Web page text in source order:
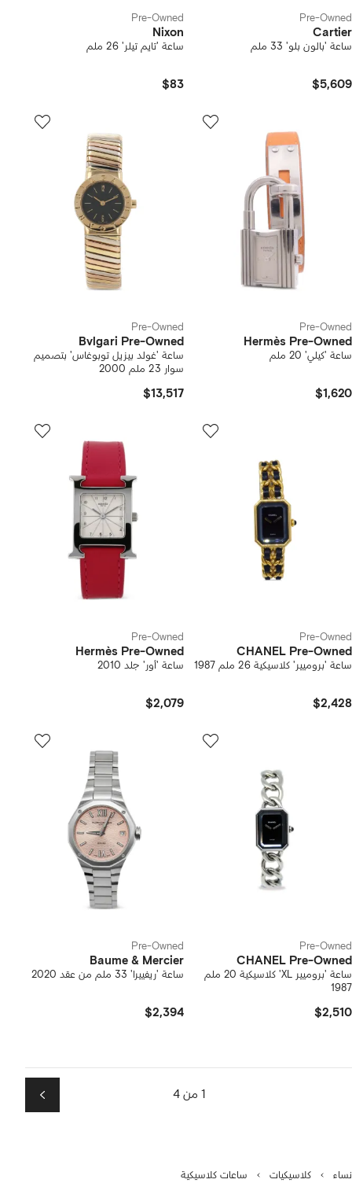
Pre-Owned
Cartier
ساعة 'بالون بلو' 33 ملم
$5,609
Pre-Owned
Nixon
ساعة 'تايم تيلر' 26 ملم
$83
Pre-Owned
Hermès Pre-Owned
ساعة 'كيلي' 20 ملم
$1,620
Pre-Owned
Bvlgari Pre-Owned
ساعة 'غولد بيزيل توبوغاس' بتصميم
سوار 23 ملم 2000
$13,517
Pre-Owned
CHANEL Pre-Owned
ساعة 'بروميير' كلاسيكية 26 ملم 1987
$2,428
Pre-Owned
Hermès Pre-Owned
ساعة 'أور' جلد 2010
$2,079
Pre-Owned
CHANEL Pre-Owned
ساعة 'بروميير XL' كلاسيكية 20 ملم
1987
$2,510
Pre-Owned
Baume & Mercier
ساعة 'ريفييرا' 33 ملم من عقد 2020
$2,394
1 من 4 التالي
نساء كلاسيكيات ساعات كلاسيكية